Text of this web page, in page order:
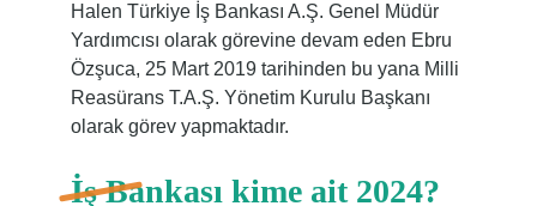
Halen Türkiye İş Bankası A.Ş. Genel Müdür
Yardımcısı olarak görevine devam eden Ebru
Özşuca, 25 Mart 2019 tarihinden bu yana Milli
Reasürans T.A.Ş. Yönetim Kurulu Başkanı
olarak görev yapmaktadır.
İş Bankası kime ait 2024?